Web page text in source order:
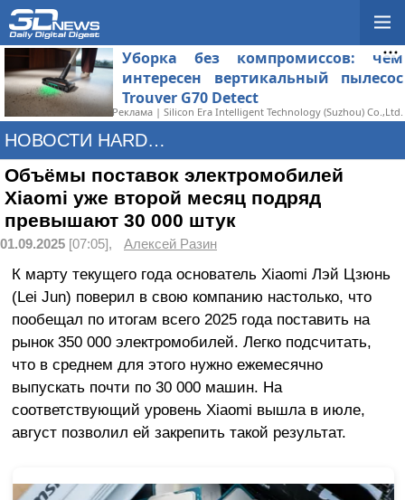
Уборка без компромиссов: чем
интересен вертикальный пылесос
Trouver G70 Detect
Реклама | Silicon Era Intelligent Technology (Suzhou) Co.,Ltd.
НОВОСТИ HARDWARE
Объёмы поставок электромобилей
Xiaomi уже второй месяц подряд
превышают 30 000 штук
01.09.2025 [07:05], Алексей Разин
К марту текущего года основатель Xiaomi Лэй Цзюнь
(Lei Jun) поверил в свою компанию настолько, что
пообещал по итогам всего 2025 года поставить на
рынок 350 000 электромобилей. Легко подсчитать,
что в среднем для этого нужно ежемесячно
выпускать почти по 30 000 машин. На
соответствующий уровень Xiaomi вышла в июле,
август позволил ей закрепить такой результат.